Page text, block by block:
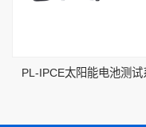
PL-IPCE太阳能电池测试